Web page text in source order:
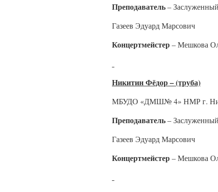
Преподаватель–
Газеев Эдуард Марсович
Концертмейстер– Мешкова
Никитин Фёдор – (труба)
МБУДО «ДМШ№ 4» НМР г.
Преподаватель–
Газеев Эдуард Марсович
Концертмейстер– Мешкова